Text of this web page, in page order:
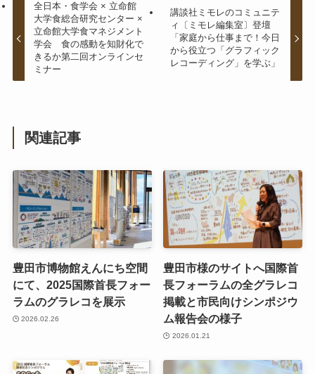
全日本・食学会 × 立命館
大学食総合研究センター ×
立命館大学食マネジメント
学会 食の感動を知財化で
きるか第二回オンラインセ
ミナー
講談社ミモレのコミュニテ
ィ〔ミモレ編集室〕登壇
「家庭から仕事まで！今日
から役立つ「グラフィック
レコーディング」を学ぶ」
関連記事
豊田市博物館えんにち空間
にて、2025国際首長フォー
ラムのグラレコを展示
2026.02.26
豊田市様のサイトへ国際首
長フォーラムの全グラレコ
掲載と市民向けシンポジウ
ム報告会の様子
2026.01.21